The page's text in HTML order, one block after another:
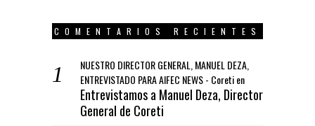
COMENTARIOS RECIENTES
NUESTRO DIRECTOR GENERAL, MANUEL DEZA,
ENTREVISTADO PARA AIFEC NEWS - Coretien
Entrevistamos a Manuel Deza, Director
General de Coreti